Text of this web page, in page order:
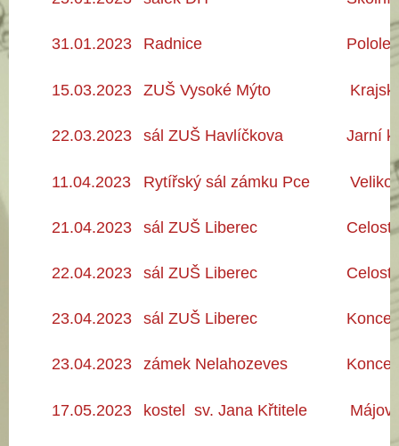
31.01.2023 Radnice
15.03.2023 ZUŠ Vysoké Mýto
22.03.2023 sál ZUŠ Havlíčkova Jarní
11.04.2023 Rytířský sál zámku Pce
21.04.2023 sál ZUŠ Liberec
22.04.2023 sál ZUŠ Liberec
23.04.2023 sál ZUŠ Liberec
23.04.2023 zámek Nelahozeves
17.05.2023 kostel sv. Jana Křtitele